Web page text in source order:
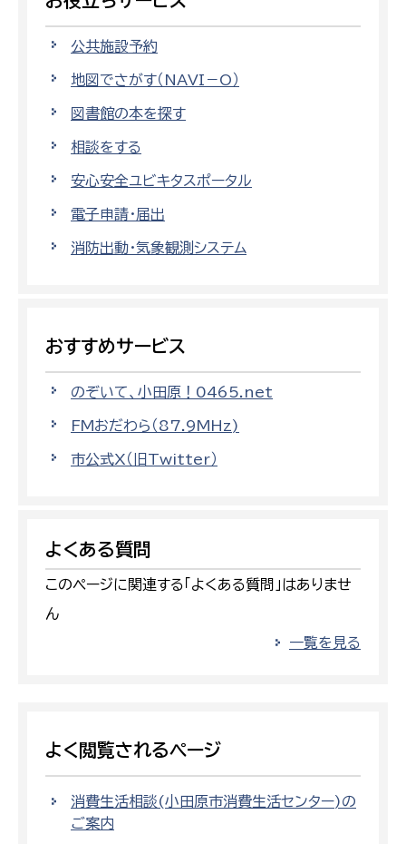
公共施設予約
地図でさがす（NAVI－O）
図書館の本を探す
相談をする
安心安全ユビキタスポータル
電子申請・届出
消防出動・気象観測システム
おすすめサービス
のぞいて、小田原！0465.net
FMおだわら（87.9MHz)
市公式X（旧Twitter）
よくある質問
このページに関連する「よくある質問」はありませ
ん
一覧を見る
よく閲覧されるページ
消費生活相談(小田原市消費生活センター)の
ご案内